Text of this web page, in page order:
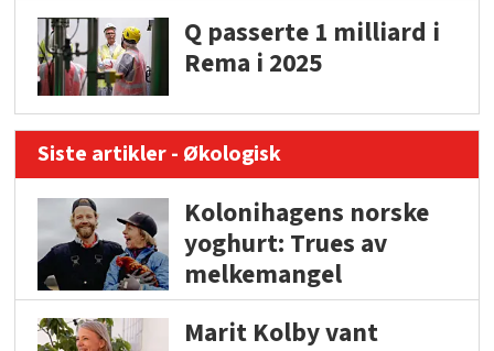
Q passerte 1 milliard i
Rema i 2025
Siste artikler - Økologisk
Kolonihagens norske
yoghurt: Trues av
melkemangel
Marit Kolby vant